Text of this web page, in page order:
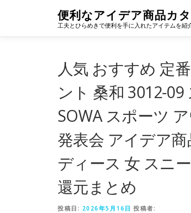
ン
便利なアイデア商品カ
工夫とひらめきで便利を手に入れたアイテムを紹
人気 おすすめ 定
ント 桑和 3012-
SOWA スポーツ
発表会 アイデア
ディース 女 スニ
還元まとめ
投稿日: 2026年5月16日 投稿者: